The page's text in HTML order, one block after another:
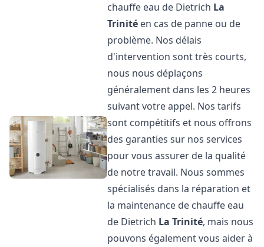
chauffe eau de Dietrich La
Trinité en cas de panne ou de
problème. Nos délais
d'intervention sont très courts,
nous nous déplaçons
généralement dans les 2 heures
suivant votre appel. Nos tarifs
sont compétitifs et nous offrons
des garanties sur nos services
pour vous assurer de la qualité
de notre travail. Nous sommes
spécialisés dans la réparation et
la maintenance de chauffe eau
de Dietrich La Trinité, mais nous
pouvons également vous aider à